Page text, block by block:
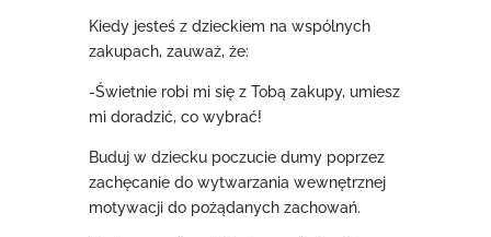
Kiedy jesteś z dzieckiem na wspólnych
zakupach, zauważ, że:
-Świetnie robi mi się z Tobą zakupy, umiesz
mi doradzić, co wybrać!
Buduj w dziecku poczucie dumy poprzez
zachęcanie do wytwarzania wewnętrznej
motywacji do pożądanych zachowań.